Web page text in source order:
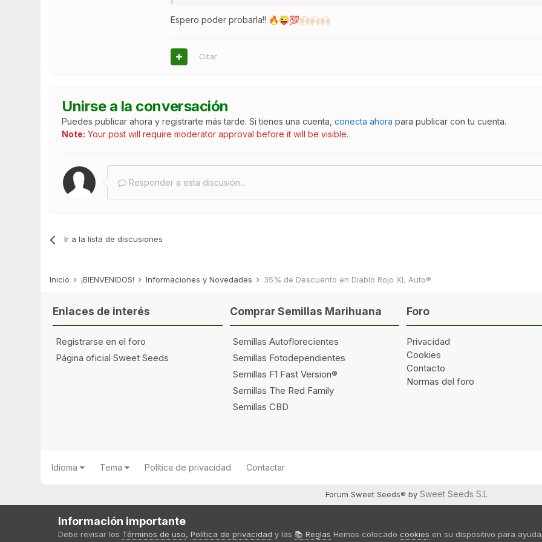
tommy
Espero poder probarla!! 🔥😜💯🙌🏻🙌🏻🙌🏻
Citar
Unirse a la conversación
Puedes publicar ahora y registrarte más tarde. Si tienes una cuenta,conecta ahora para publicar con tu cuenta.
Note: Your post will require moderator approval before it will be visible.
Responder a esta discusión...
Ir a la lista de discusiones
Inicio ¡BIENVENIDOS! Informaciones y Novedades 35% de Descuento en Diablo Rojo XL Auto®
Enlaces de interés
Registrarse en el foro
Página oficial Sweet Seeds
Comprar Semillas Marihuana
Semillas Autoflorecientes
Semillas Fotodependientes
Semillas F1 Fast Version®
Semillas The Red Family
Semillas CBD
Foro
Privacidad
Cookies
Contacto
Normas del foro
Idioma Tema Política de privacidad Contactar
Forum Sweet Seeds® by Sweet Seeds S.L
Información importante
Debe revisar los Términos de uso, Política de privacidad y las 📚 Reglas Hemos colocado cookies en su dispositivo para